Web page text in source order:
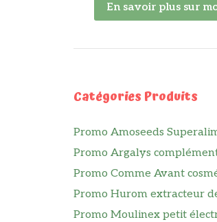
En savoir plus sur
Catégories Produits
Promo Amoseeds
Promo Argalys
Promo Comme Avant
Promo Hurom extracteur
Promo Moulinex petit